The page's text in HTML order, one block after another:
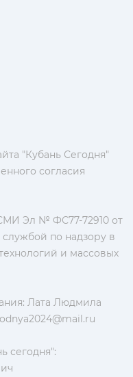
"Кубань Сегодня"
согласия
Эл № ФС77-72910 от
по надзору в
и массовых
Лата Людмила
сегодня":